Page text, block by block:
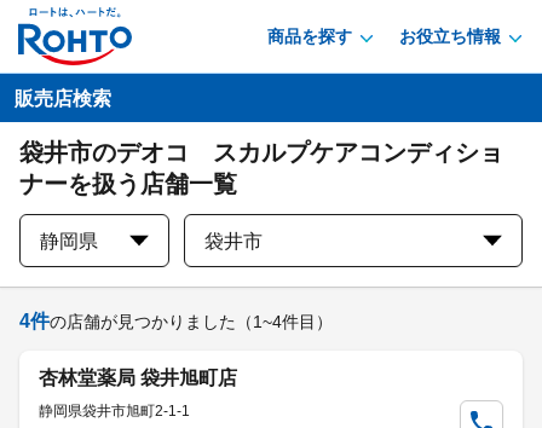
商品を探す お役立ち情報
販売店検索
袋井市のデオコ スカルプケアコンディショ
ナーを扱う店舗一覧
静岡県 袋井市
4件の店舗が見つかりました （1~4件目）
杏林堂薬局 袋井旭町店
静岡県袋井市旭町2-1-1